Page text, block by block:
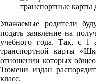
Уважаемые родители
подать заявление на
учебного года. Так, с 1
транспортной карты
отношении которых
Тюмени издан
класс.